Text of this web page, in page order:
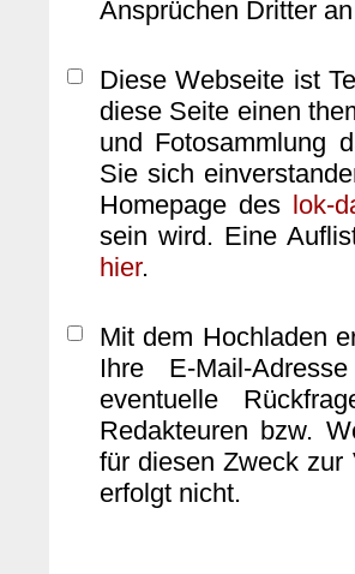
Ansprüchen Dritter
Diese Webseite ist
diese Seite einen
und Fotosammlung
Sie sich
Homepage des lok-
sein wird. Eine
hier.
Mit dem Hochladen
Ihre E-Mail-
eventuelle
Redakteuren bzw.
für diesen Zweck zur
erfolgt nicht.